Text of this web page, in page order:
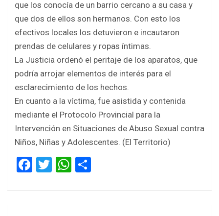
que los conocía de un barrio cercano a su casa y
que dos de ellos son hermanos. Con esto los
efectivos locales los detuvieron e incautaron
prendas de celulares y ropas íntimas.
La Justicia ordenó el peritaje de los aparatos, que
podría arrojar elementos de interés para el
esclarecimiento de los hechos.
En cuanto a la víctima, fue asistida y contenida
mediante el Protocolo Provincial para la
Intervención en Situaciones de Abuso Sexual contra
Niños, Niñas y Adolescentes. (El Territorio)
F
ce
T
tt
W
at ar